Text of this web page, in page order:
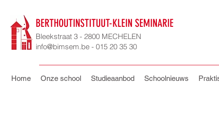
BERTHOUTINSTITUUT-KLEIN SEMINARIE
Bleekstraat 3 - 2800 MECHELEN
info@bimsem.be - 015 20 35 30
Home Onze school Studieaanbod Schoolnieuws